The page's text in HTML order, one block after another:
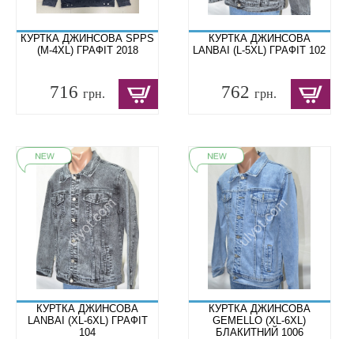
КУРТКА ДЖИНСОВА SPPS
(M-4XL) ГРАФІТ 2018
716 грн.
КУРТКА ДЖИНСОВА
LANBAI (L-5XL) ГРАФІТ 102
762грн.
КУРТКА ДЖИНСОВА
LANBAI (XL-6XL) ГРАФІТ
104
КУРТКА ДЖИНСОВА
GEMELLO (XL-6XL)
БЛАКИТНИЙ 1006